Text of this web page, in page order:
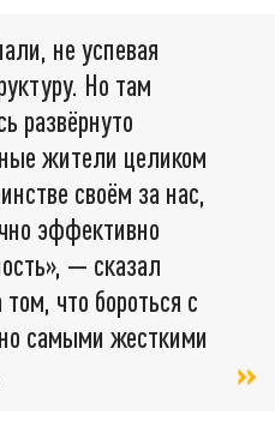
не успевая
Но там
развёрнуто
жители целиком
своём за нас,
эффективно
— сказал
что бороться с
самыми жесткими